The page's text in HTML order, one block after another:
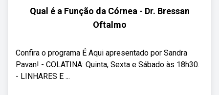
Qual é a Função da Córnea - Dr. Bressan
Oftalmo
Confira o programa É Aqui apresentado por Sandra
Pavan! - COLATINA: Quinta, Sexta e Sábado às 18h30.
- LINHARES E ...